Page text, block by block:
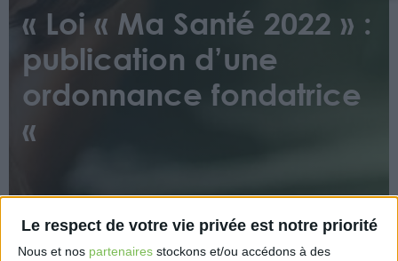
Le respect de votre vie privée est notre priorité
Nous et nos partenaires stockons et/ou accédons à des
« Loi « Ma Santé 2022 » :
publication d’une
ordonnance fondatrice
«